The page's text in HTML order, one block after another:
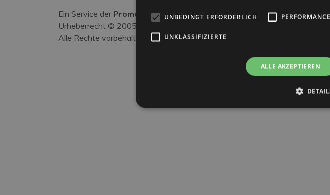
Ein Service der Promozione Alberghiera
Urheberrecht © 2005–
Alle Rechte vorbehalten.
UNBEDINGT ERFORDERLICH PERFORMANCE
UNKLASSIFIZIERTE
ALLE AKZEPTIEREN